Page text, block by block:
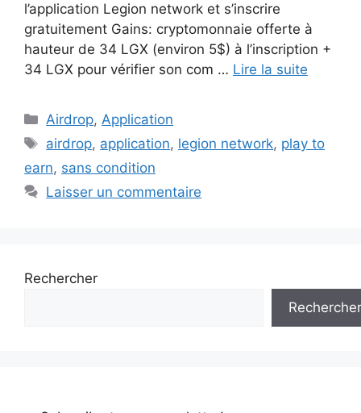
l’application Legion network et s’inscrire
gratuitement Gains: cryptomonnaie offerte à
hauteur de 34 LGX (environ 5$) à l’inscription +
34 LGX pour vérifier son com … Lire la suite
Catégories
Airdrop,Application
Étiquettes
airdrop, application, legion network, play to
earn, sans condition
Laisser un commentaire
Rechercher
Rechercher